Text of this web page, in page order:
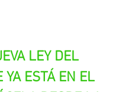
LEY DEL
YA ESTÁ EN EL